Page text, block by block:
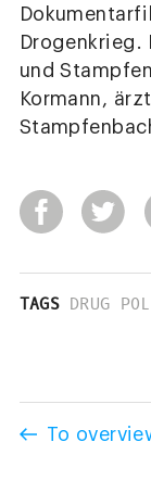
Drogenkrieg.
und
Kormann,
TAGS DRUG
To